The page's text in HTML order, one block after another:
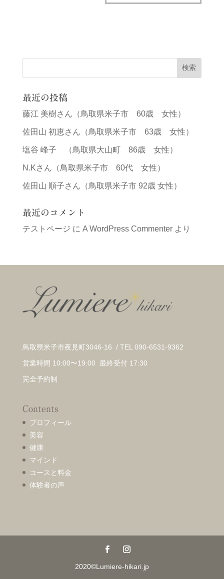
最近の投稿
藤江 美樹さん（鳥取県米子市 60歳 女性）
佐田山 初恵さん（鳥取県米子市 63歳 女性）
塩谷 峰子 （鳥取県大山町 86歳 女性）
N.Kさん（鳥取県米子市 60代 女性）
佐田山 順子さん（鳥取県米子市 92歳 女性）
最近のコメント
テストページ に A WordPress Commenterより
鳥取県米子市夜見町3046-16 / TEL 090-6531-9362
営業時間 10:00〜19:00 最終受付 17:30
完全予約制
Contents
プロフィール
美容
健康
マインド
コースと料金
体験者の声
2020©Lumiere-hikari.jp